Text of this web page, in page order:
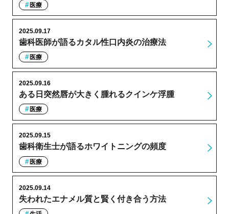
医療
歯科医師が語るカタル性口内炎の治療法
2025.09.17
医療
ある日突然唇が大きく腫れるクインケ浮腫
2025.09.16
医療
歯科衛生士が語るホワイトニングの頻度
2025.09.15
医療
失われたエナメル質と賢く付き合う方法
2025.09.14